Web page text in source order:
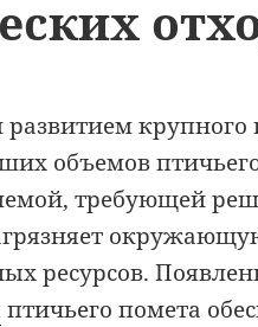
крупного
объемов
требующей
ресурсов.
птичьего помета